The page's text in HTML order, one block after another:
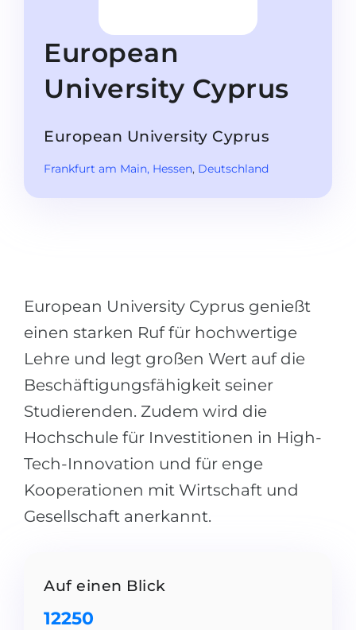
STUDIENKOLLEG
Studienkollegs
Studienkolleg-Kurse
Freshman / Foundation
GEOGRAFIE
Bundesländer
Städte
BERUFE
Berufe
BERUFSORIENTIERUNG
Interessenkarte-Test
RIASEC-Test
Master
Zweitstudium
2.–3. Studienjahr
Bachelorabschluss
Masterabschluss
BEWERBEN FÜR FACHRICHTUNG …
Medizin
Ingenieurwesen
Physik
Management
Russland
Ukraine
European
University Cyprus
European University Cyprus
Frankfurt am Main, Hessen, Deutschland
European University Cyprus genießt
einen starken Ruf für hochwertige
Lehre und legt großen Wert auf die
Beschäftigungsfähigkeit seiner
Studierenden. Zudem wird die
Hochschule für Investitionen in High-
Tech-Innovation und für enge
Kooperationen mit Wirtschaft und
Gesellschaft anerkannt.
Auf einen Blick
12250